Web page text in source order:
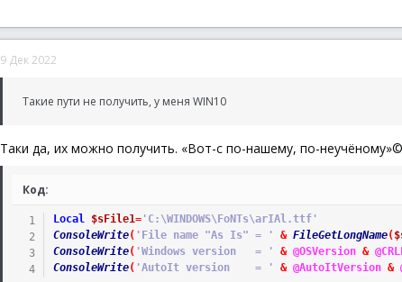
9 Дек 2022
Такие пути не получить, у меня WIN10
Таки да, их можно получить. «Вот-с по-нашему, по-неучёному»©
Код:
Local $sFile1='C:\WINDOWS\FoNTs\arIAl.ttf'
ConsoleWrite( 'File name "As Is" = ' & FileGetLongName(
ConsoleWrite( 'Windows version   = ' & @OSVersion &
ConsoleWrite( 'AutoIt version    = ' & @AutoItVersion &